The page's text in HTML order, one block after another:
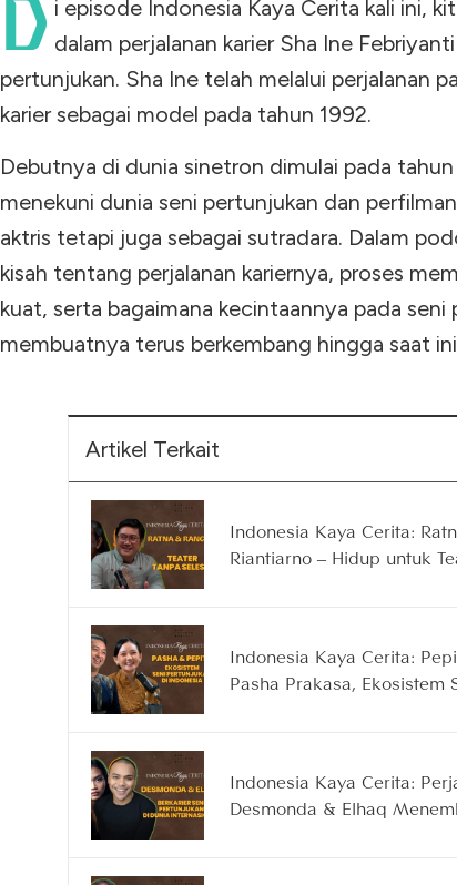
D i episode Indonesia Kaya Cerita kali ini,
dalam perjalanan karier Sha Ine
pertunjukan. Sha Ine telah melalui perjalanan
karier sebagai model pada tahun 1992.
Debutnya di dunia sinetron dimulai pada
menekuni dunia seni pertunjukan dan
aktris tetapi juga sebagai sutradara. Dalam
kisah tentang perjalanan kariernya, proses
kuat, serta bagaimana kecintaannya pada seni
membuatnya terus berkembang hingga saat
Artikel Terkait
Indonesia Kaya Cerita:
Riantiarno – Hidup untuk
Indonesia Kaya Cerita:
Pasha Prakasa, Ekosistem
Indonesia Kaya Cerita:
Desmonda & Elhaq